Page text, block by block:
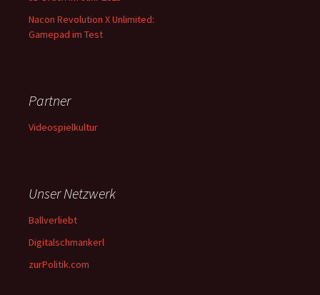
Nacon Revolution X Unlimited:
Gamepad im Test
Partner
Videospielkultur
Unser Netzwerk
Ballverliebt
Digitalschmankerl
zurPolitik.com